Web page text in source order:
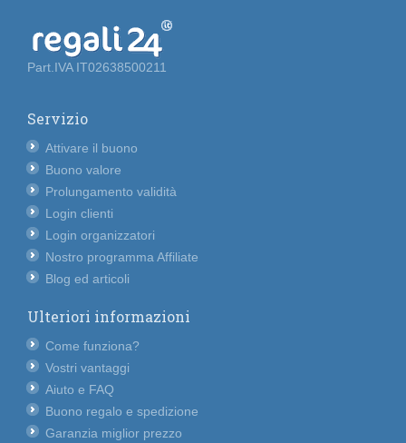
Part.IVA IT02638500211
Servizio
Attivare il buono
Buono valore
Prolungamento validità
Login clienti
Login organizzatori
Nostro programma Affiliate
Blog ed articoli
Ulteriori informazioni
Come funziona?
Vostri vantaggi
Aiuto e FAQ
Buono regalo e spedizione
Garanzia miglior prezzo